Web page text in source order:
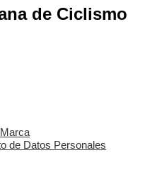
de Ciclismo
de Datos Personales